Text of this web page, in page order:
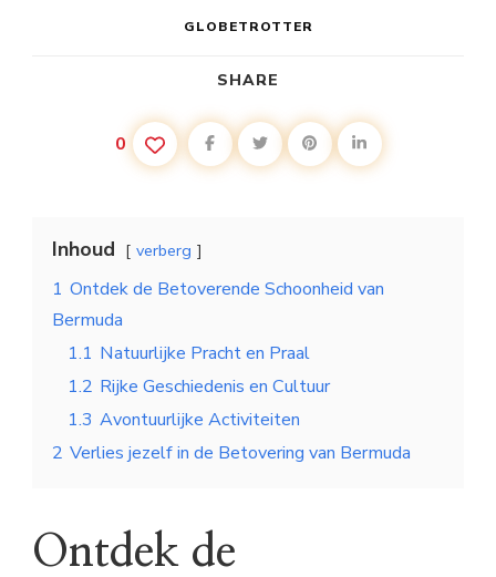
GLOBETROTTER
SHARE
0
Inhoud verberg
1 Ontdek de Betoverende Schoonheid van
Bermuda
1.1 Natuurlijke Pracht en Praal
1.2 Rijke Geschiedenis en Cultuur
1.3 Avontuurlijke Activiteiten
2 Verlies jezelf in de Betovering van Bermuda
Ontdek de